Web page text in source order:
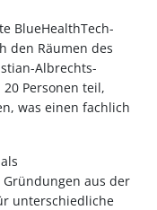
BlueHealthTech-
den Räumen des
Albrechts-
Personen teil,
was einen fachlich
aus der
unterschiedliche